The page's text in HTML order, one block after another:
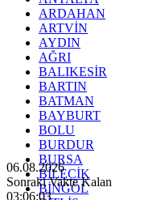
ARDAHAN
ARTVİN
AYDIN
AĞRI
BALIKESİR
BARTIN
BATMAN
BAYBURT
BOLU
BURDUR
BURSA
BİLECİK
BİNGÖL
06.08.2026
Sonraki Vakte Kalan
03:06:01